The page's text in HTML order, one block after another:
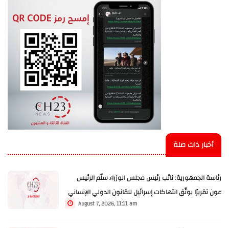
أخبار ذات صلة
رئاسة الجمهورية: نائب رئيس مجلس الوزراء سلّم الرئيس
عون تقريرًا يوثّق انتهاكات إسرائيل للقانون الدولي الإنساني
August 7, 2026, 11:11 am